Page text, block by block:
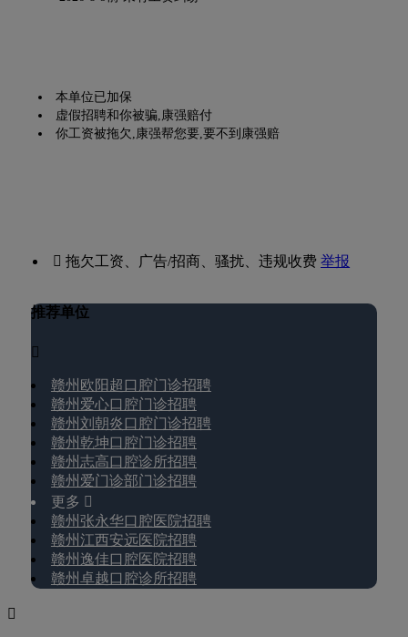
本单位已加保
虚假招聘和你被骗,康强赔付
你工资被拖欠,康强帮您要,要不到康强赔
 拖欠工资、广告/招商、骚扰、违规收费举报
推荐单位

赣州欧阳超口腔门诊招聘
赣州爱心口腔门诊招聘
赣州刘朝炎口腔门诊招聘
赣州乾坤口腔门诊招聘
赣州志高口腔诊所招聘
赣州爱门诊部门诊招聘
更多 
赣州张永华口腔医院招聘
赣州江西安远医院招聘
赣州逸佳口腔医院招聘
赣州卓越口腔诊所招聘
